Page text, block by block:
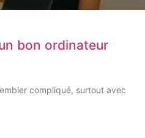
bon ordinateur
compliqué, surtout avec